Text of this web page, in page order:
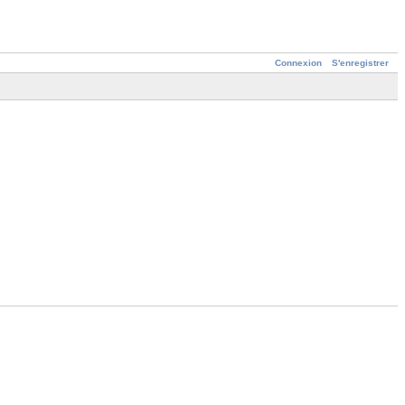
Connexion S'enregistrer